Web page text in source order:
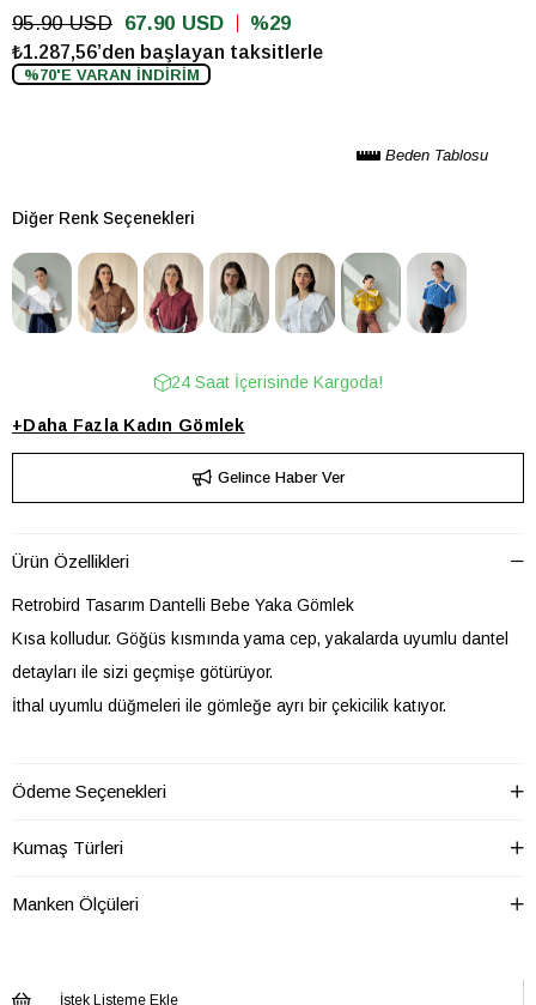
95.90 USD 67.90 USD
29
₺1.287,56’den başlayan taksitlerle
%70'E VARAN İNDİRİM
Beden Tablosu
Diğer Renk Seçenekleri
24 Saat İçerisinde Kargoda!
+Daha Fazla Kadın Gömlek
Gelince Haber Ver
Ürün Özellikleri
Retrobird Tasarım Dantelli Bebe Yaka Gömlek
Kısa kolludur. Göğüs kısmında yama cep, yakalarda uyumlu dantel
detayları ile sizi geçmişe götürüyor.
İthal uyumlu düğmeleri ile gömleğe ayrı bir çekicilik katıyor.
bir görünüm kazanabilirsiniz.
Bu gömleğimizin kumaşı %100 pamuk içeriklidir.
En S-M beden için 50 cm, M-L beden için 55 cm, L-XL beden için 60
Ödeme Seçenekleri
Kumaş Türleri
Manken Ölçüleri
İstek Listeme Ekle